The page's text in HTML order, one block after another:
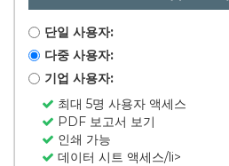
단일 사용자:
다중 사용자:
기업 사용자:
최대 5명 사용자 액세스
PDF 보고서 보기
인쇄 가능
데이터 시트 액세스/li>